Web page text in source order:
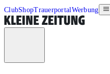
ClubShopTrauerportalWerbung